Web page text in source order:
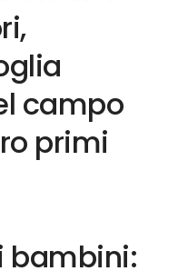
campo
primi
bambini: